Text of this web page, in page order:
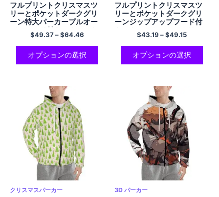
フルプリントクリスマスツ
リーとポケットダークグリ
ーン特大パーカープルオー
バーフード付きスウェット
シャツEUサイズのクリスマ
スパーカーフリース暖かく
て柔らかいポリエステルパ
ーカー男性と女性用クリス
$49.37–$64.46
オプションの選択
フルプリントクリスマスツ
リーとポケットダークグリ
ーンジップアップフード付
きスウェットシャツクリス
マスパーカーポリエステル
パーカー男性と女性のため
のクリスマスギフト
$43.19 –$49.15
オプションの選択
クリスマスパーカー 3D パーカー